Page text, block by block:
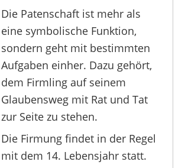
Die Patenschaft ist mehr als
eine symbolische Funktion,
sondern geht mit bestimmten
Aufgaben einher. Dazu gehört,
dem Firmling auf seinem
Glaubensweg mit Rat und Tat
zur Seite zu stehen.
Die Firmung findet in der Regel
mit dem 14. Lebensjahr statt.